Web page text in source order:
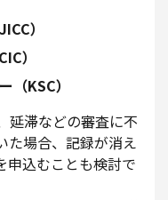
）
）
（KSC）
延滞などの審査に不
た場合、記録が消え
申込むことも検討で